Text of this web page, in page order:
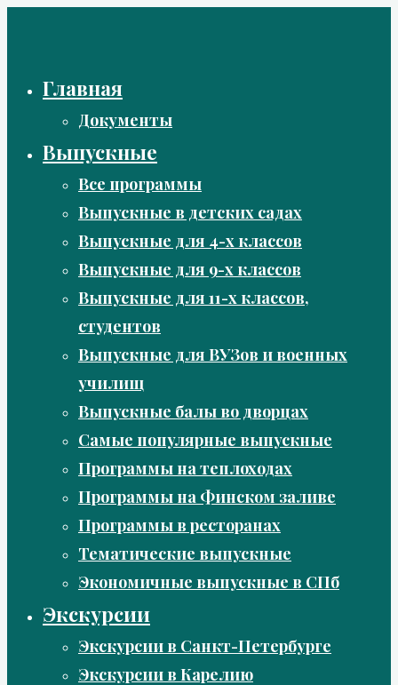
Главная
Документы
Выпускные
Все программы
Выпускные в детских садах
Выпускные для 4-х классов
Выпускные для 9-х классов
Выпускные для 11-х классов,
студентов
Выпускные для ВУЗов и военных
училищ
Выпускные балы во дворцах
Самые популярные выпускные
Программы на теплоходах
Программы на Финском заливе
Программы в ресторанах
Тематические выпускные
Экономичные выпускные в СПб
Экскурсии
Экскурсии в Санкт-Петербурге
Экскурсии в Карелию